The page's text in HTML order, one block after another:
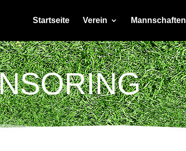
Startseite Verein Mannschaften